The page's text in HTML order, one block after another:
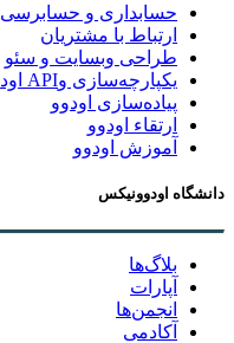
حسابداری و حسابرسی
ارتباط با مشتریان
طراحی وبسایت و سئو
یکپارچه‌سازی وAPI اودوو
پیاده‌سازی اودوو
ارتقاء اودوو
آموزش اودوو
دانشگاه اودوونیکس
بلاگ‌ها
آپارات
انجمن‌ها
آکادمی